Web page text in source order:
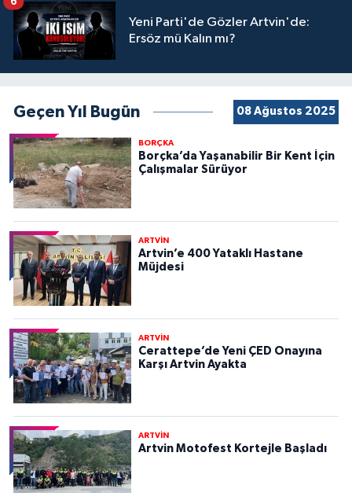
Yeni Parti'de Gözler Artvin'de:
Ersöz mü Kalın mı?
Geçen Yıl Bugün 08 Ağustos 2025
BORÇKA
Borçka’da Yaşanabilir Bir Kent İçin
Çalışmalar Sürüyor
ARTVİN
Artvin’e 400 Yataklı Hastane
Müjdesi
ARTVİN
Cerattepe’de Yeni ÇED Onayına
Karşı Artvin Ayakta
ARTVİN
Artvin Motofest Kortejle Başladı